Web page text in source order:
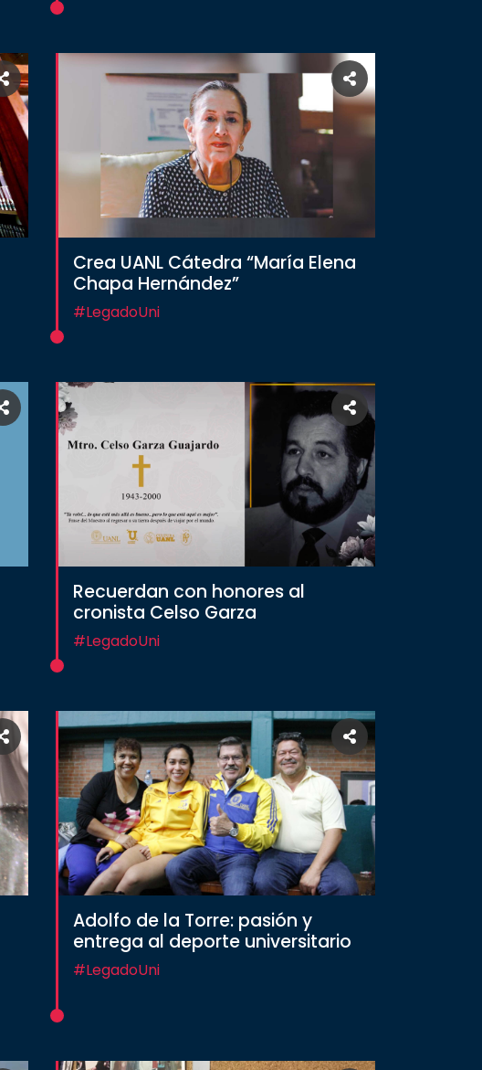
Crea UANL Cátedra “María Elena
Chapa Hernández”
#LegadoUni
Recuerdan con honores al
cronista Celso Garza
#LegadoUni
Adolfo de la Torre: pasión y
entrega al deporte universitario
#LegadoUni